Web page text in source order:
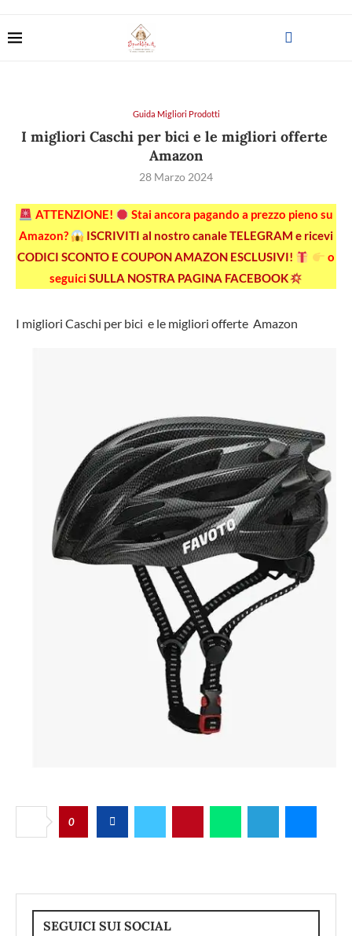
Guida Migliori Prodotti
I migliori Caschi per bici e le migliori offerte
Amazon
28 Marzo 2024
ATTENZIONE!
Stai ancora pagando a prezzo pieno su
Amazon?
ISCRIVITI al nostro canale TELEGRAM e ricevi
CODICI SCONTO E COUPON AMAZON ESCLUSIVI!
o
seguiciSULLA NOSTRA PAGINA FACEBOOK
I migliori Caschi per bici e le migliori offerte Amazon
0
SEGUICI SUI SOCIAL